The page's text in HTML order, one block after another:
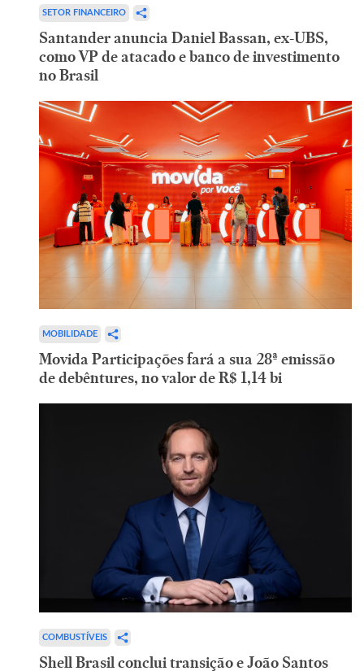
SETOR FINANCEIRO
Santander anuncia Daniel Bassan, ex-UBS,
como VP de atacado e banco de investimento
no Brasil
MOBILIDADE
Movida Participações fará a sua 28ª emissão
de debêntures, no valor de R$ 1,14 bi
COMBUSTÍVEIS
Shell Brasil conclui transição e João Santos